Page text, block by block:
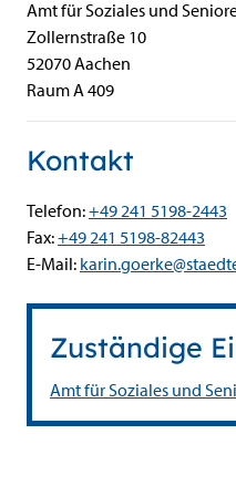
Amt für Soziales und
Zollernstraße 10
52070Aachen
Raum A 409
Kontakt
Telefon:+49 241 5198-2443
Fax:+49 241 5198-82443
E-Mail:
Zuständige
Amt für Soziales und